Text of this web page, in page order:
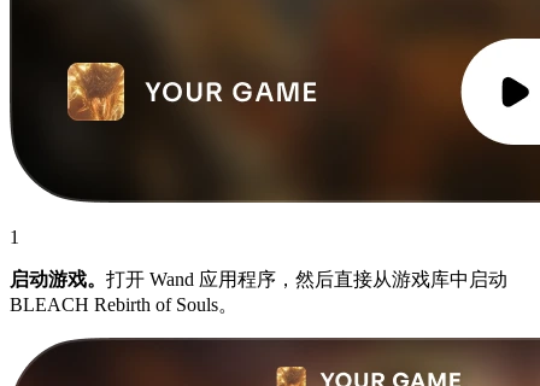
1
启动游戏。 打开 Wand 应用程序，然后直接从游戏库中启动
BLEACH Rebirth of Souls。